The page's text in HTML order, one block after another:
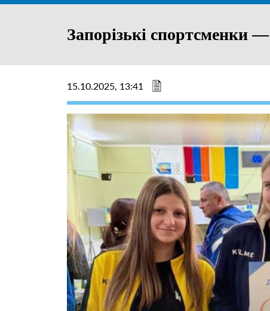
Запорізькі спортсменки
15.10.2025, 13:41